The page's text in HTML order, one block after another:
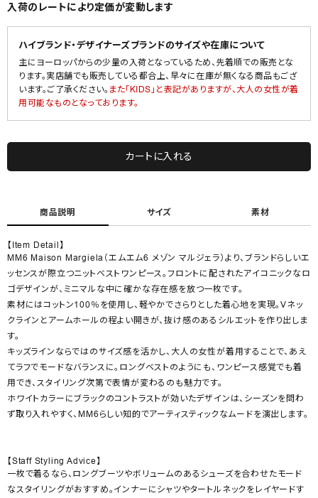
入荷のレートにより定価が変動します
ハイブランド・デザイナーズブランドのサイズや在庫について
主にヨーロッパからの少量の入荷となっているため、先着順での販売とな
ります。実店舗でも販売している都合上、早々に在庫が無くなる商品もござ
います。ご了承ください。 また「KIDS」と表記がありますが、大人の女性が着
用可能なものとなっております。
カートに入れる
商品説明 サイズ 素材
【Item Detail】
MM6 Maison Margiela（エムエム6 メゾン マルジェラ）より、ブランドらしいエ
ッセンスが際立つニットベストワンピース。フロントに配されたアイコニックなロ
ゴデザインが、ミニマルな中に確かな存在感を放つ一枚です。
素材にはコットン100％を使用し、軽やかでさらりとした着心地を実現。Vネッ
クラインとアームホールの程よい開きが、抜け感のあるシルエットを作り出しま
す。
キッズラインならではのサイズ感を活かし、大人の女性が着用することで、あえ
てラフでモードなバランスに。ロングベストのようにも、ワンピース感覚でも着
用でき、スタイリング次第で表情が変わるのも魅力です。
ホワイトカラーにブラックのコントラストが効いたデザインは、シーズンを問わ
ず取り入れやすく、MM6らしい知的でアーティスティックなムードを演出します。
【Staff Styling Advice】
一枚で着るなら、ロングブーツやボリュームのあるシューズを合わせたモード
なスタイリングがおすすめ。インナーにシャツやタートルネックをレイヤードす